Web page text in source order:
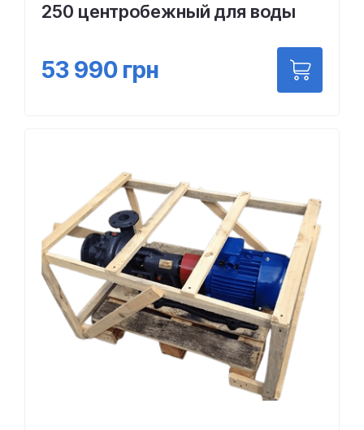
250 центробежный для воды
53 990 грн